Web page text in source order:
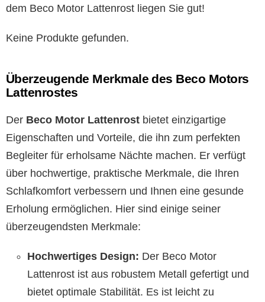
dem Beco Motor Lattenrost liegen Sie gut!
Keine Produkte gefunden.
Überzeugende Merkmale des Beco Motors
Lattenrostes
Der Beco Motor Lattenrost bietet einzigartige
Eigenschaften und Vorteile, die ihn zum perfekten
Begleiter für erholsame Nächte machen. Er verfügt
über hochwertige, praktische Merkmale, die Ihren
Schlafkomfort verbessern und Ihnen eine gesunde
Erholung ermöglichen. Hier sind einige seiner
überzeugendsten Merkmale:
Hochwertiges Design: Der Beco Motor
Lattenrost ist aus robustem Metall gefertigt und
bietet optimale Stabilität. Es ist leicht zu